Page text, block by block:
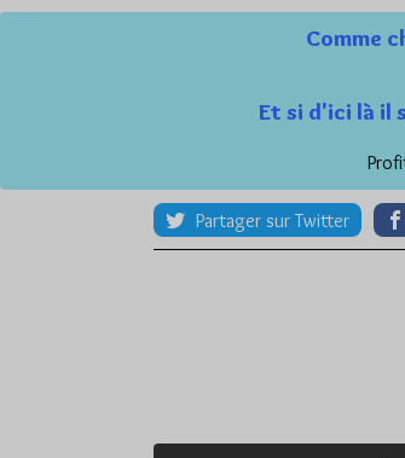
Comme
Et si d'ici là il
Partager sur Twitter